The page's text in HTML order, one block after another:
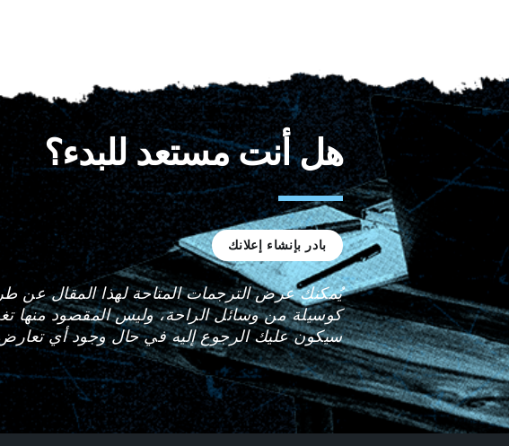
هل أنت مستعد للبدء؟
بادر بإنشاء إعلانك
يُمكنك عرض الترجمات المتاحة لهذا المقال عن
كوسيلة من وسائل الراحة، وليس المقصود منها
سيكون عليك الرجوع إليه في حال وجود أي تعارض